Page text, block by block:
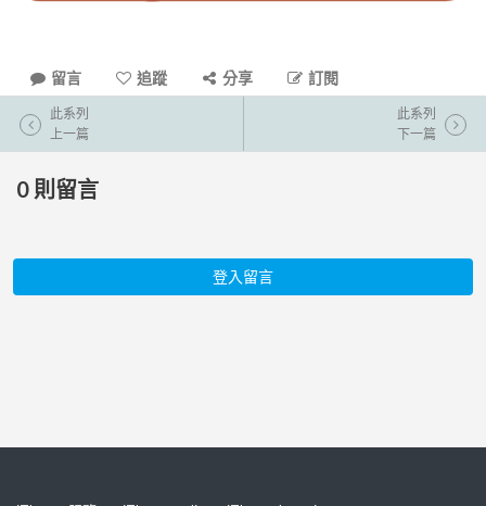
留言 追蹤 分享 訂閱
此系列
上一篇
此系列
下一篇
0 則留言
登入留言